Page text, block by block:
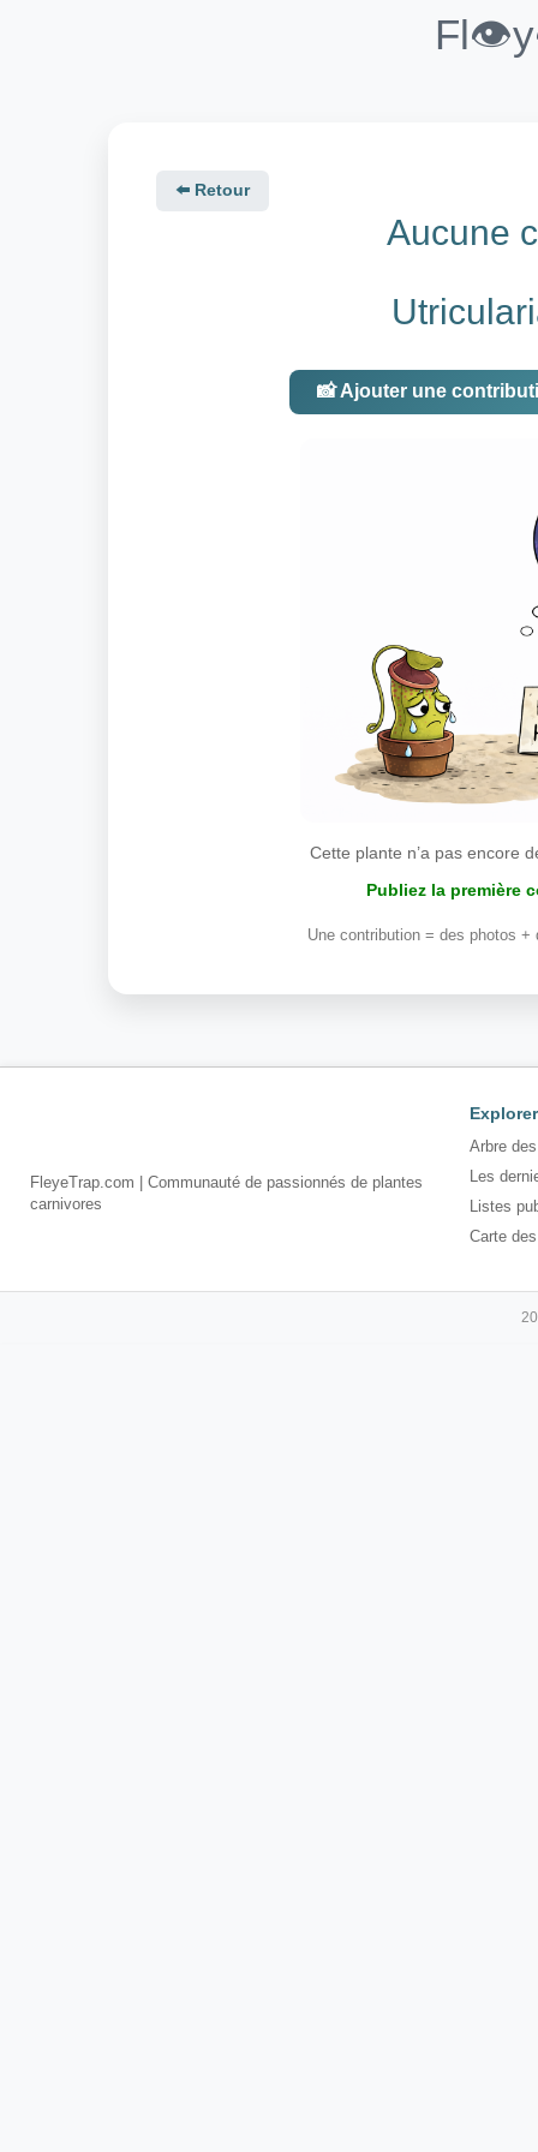
⬅️ Retour
Aucune
📸 Ajouter une
Cette plante n’a pas encore
Publiez la première
Une contribution = des photos
FleyeTrap.com | Communauté de passionnés de plantes
carnivores
Explorer
Arbre
Les
Listes
Carte